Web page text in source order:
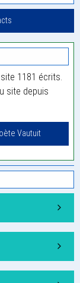
1181 écrits.
site depuis
Vautuit